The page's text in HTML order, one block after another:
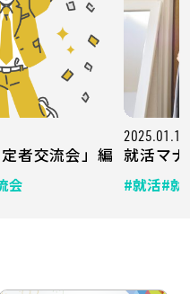
者交流会」編
会
2025.01.10
就活マ
#就活#就